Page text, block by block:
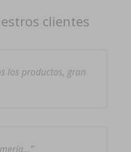
clientes
los productos, gran